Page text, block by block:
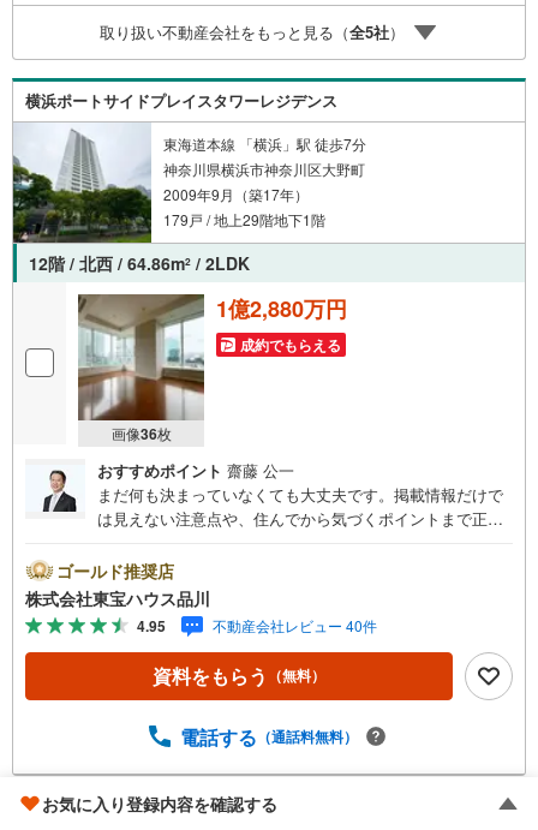
【教育費】住宅を買った後から始まる【住宅ローン返済】6
5歳以上から必要になる【老後の費用負担】住宅探しの【こ
のタイミング】で不安な部分を明確にしていきません
か？？ --------------
取り扱い不動産会社をもっと見る（全5社）
横浜ポートサイドプレイスタワーレジデンス
東海道本線 「横浜」駅 徒歩7分
神奈川県横浜市神奈川区大野町
2009年9月（築17年）
179戸 / 地上29階地下1階
12階 / 北西 / 64.86m2 / 2LDK
画像36枚
1億2,880万円
成約でもらえる
おすすめポイント 齋藤 公一
まだ何も決まっていなくても大丈夫です。掲載情報だけで
は見えない注意点や、住んでから気づくポイントまで正直
とも包み隠さずお伝えし、「納得して選ぶ」ためのサポー
トを大切にしています。現地でしか分からないリアルな情
報も含めて、一緒に後悔しない住まい探しを進めていきま
しょう。まずはお気軽にご相談ください。【Yahoo！ 不動
産キャンペーン対象店舗】当店で物件を成約するとPayPay
ボーナスライトがもらえる「Yahoo！ 不動産 物件ご成約キ
予約をする」ボタンからお問い合わせください。※必ずYah
スライトは出金と譲渡はできません。ご案内・詳細な資料
のご請求はお気軽にどうぞ♪お電話でのお問い合わせも常
ゴールド推奨店
株式会社東宝ハウス品川
4.95 不動産会社レビュー 40件
資料をもらう （無料）
電話する （通話料無料）
シティハウス横浜
お気に入り登録内容を確認する